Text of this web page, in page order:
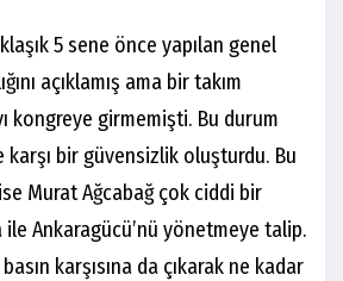
5 sene önce yapılan genel
açıklamış ama bir takım
kongreye girmemişti. Bu durum
karşı bir güvensizlik oluşturdu. Bu
Murat Ağcabağ çok ciddi bir
Ankaragücü’nü yönetmeye talip.
karşısına da çıkarak ne kadar